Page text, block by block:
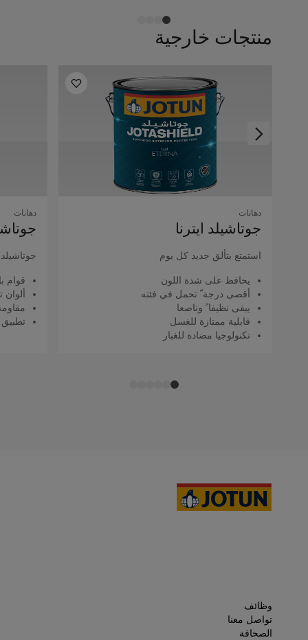
منتجات خارجية
دهانات
جوتاشيلد اﻳﺘﺮﻧﺎ
استمتع بتألق جديد كل يوم
يحافظ على شدة اللون
أقصى درجة ّ تحمل في فئته
يبقى نظيفا ً وناصعا
قابلية ممتازة للغسل
تكنولوجيا مضادة للغبار
دهانات
جوتاشيلد
قوام
ألوان
وظائف
تواصل معنا
الصحافة